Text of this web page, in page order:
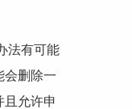
法有可能
会删除一
且允许申